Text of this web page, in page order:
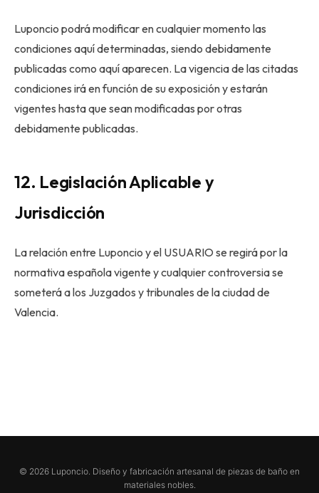
Luponcio podrá modificar en cualquier momento las
condiciones aquí determinadas, siendo debidamente
publicadas como aquí aparecen. La vigencia de las citadas
condiciones irá en función de su exposición y estarán
vigentes hasta que sean modificadas por otras
debidamente publicadas.
12. Legislación Aplicable y
Jurisdicción
La relación entre Luponcio y el USUARIO se regirá por la
normativa española vigente y cualquier controversia se
someterá a los Juzgados y tribunales de la ciudad de
Valencia.
© 2026 Luponcio. Diseño y fabricación artesanal de piezas de baño en
materiales nobles.